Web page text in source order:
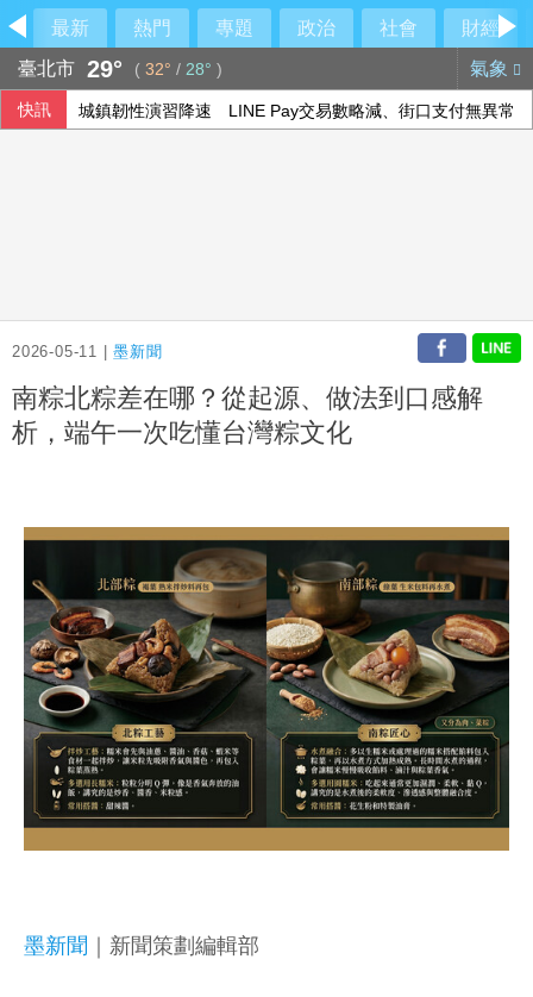
最新 熱門 專題 政治 社會
財經
臺北市 29° ( 32° / 28° ) 氣象
快訊 城鎮韌性演習降速 LINE Pay交易數略減、街口支付無異常
2026-05-11 |墨新聞
南粽北粽差在哪？從起源、做法到口感解
析，端午一次吃懂台灣粽文化
墨新聞 ｜新聞策劃編輯部